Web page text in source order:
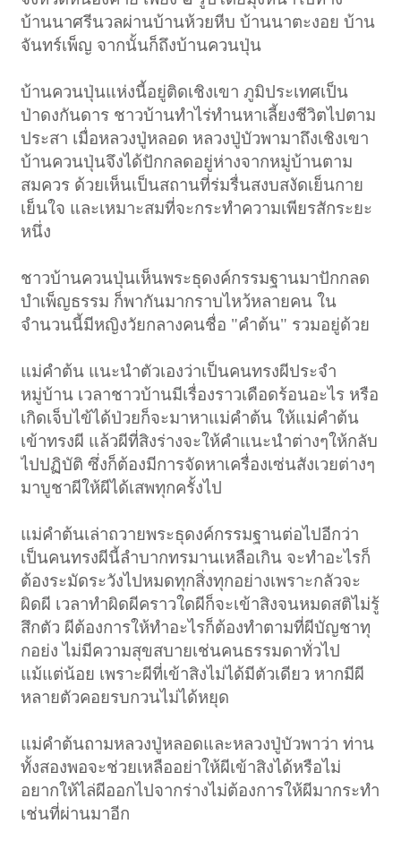
บ้านนาศรีนวลผ่านบ้านห้วยหีบ บ้านนาตะงอย บ้าน
จันทร์เพ็ญ จากนั้นก็ถึงบ้านควนปุ่น
บ้านควนปุ่นแห่งนี้อยู่ติดเชิงเขา ภูมิประเทศเป็น
ป่าดงกันดาร ชาวบ้านทำไร่ทำนหาเลี้ยงชีวิตไปตาม
ประสา เมื่อหลวงปู่หลอด หลวงปู่บัวพามาถึงเชิงเขา
บ้านควนปุ่นจึงได้ปักกลดอยู่ห่างจากหมู่บ้านตาม
สมควร ด้วยเห็นเป็นสถานที่ร่มรื่นสงบสงัดเย็นกาย
เย็นใจ และเหมาะสมที่จะกระทำความเพียรสักระยะ
หนึ่ง
ชาวบ้านควนปุ่นเห็นพระธุดงค์กรรมฐานมาปักกลด
บำเพ็ญธรรม ก็พากันมากราบไหว้หลายคน ใน
จำนวนนี้มีหญิงวัยกลางคนชื่อ "คำต้น" รวมอยู่ด้วย
แม่คำต้น แนะนำตัวเองว่าเป็นคนทรงผีประจำ
หมู่บ้าน เวลาชาวบ้านมีเรื่องราวเดือดร้อนอะไร หรือ
เกิดเจ็บไข้ได้ป่วยก็จะมาหาแม่คำต้น ให้แม่คำต้น
เข้าทรงผี แล้วผีที่สิงร่างจะให้คำแนะนำต่างๆให้กลับ
ไปปฏิบัติ ซึ่งก็ต้องมีการจัดหาเครื่องเซ่นสังเวยต่างๆ
มาบูชาผีให้ผีได้เสพทุกครั้งไป
แม่คำต้นเล่าถวายพระธุดงค์กรรมฐานต่อไปอีกว่า
เป็นคนทรงผีนี้ลำบากทรมานเหลือเกิน จะทำอะไรก็
ต้องระมัดระวังไปหมดทุกสิ่งทุกอย่างเพราะกลัวจะ
ผิดผี เวลาทำผิดผีคราวใดผีก็จะเข้าสิงจนหมดสติไม่รู้
สึกตัว ผีต้องการให้ทำอะไรก็ต้องทำตามที่ผีบัญชาทุ
กอย่ง ไม่มีความสุขสบายเช่นคนธรรมดาทั่วไป
แม้แต่น้อย เพราะผีที่เข้าสิงไม่ได้มีตัวเดียว หากมีผี
หลายตัวคอยรบกวนไม่ได้หยุด
แม่คำต้นถามหลวงปู่หลอดและหลวงปู่บัวพาว่า ท่าน
ทั้งสองพอจะช่วยเหลืออย่าให้ผีเข้าสิงได้หรือไม่
อยากให้ไล่ผีออกไปจากร่างไม่ต้องการให้ผีมากระทำ
เช่นที่ผ่านมาอีก